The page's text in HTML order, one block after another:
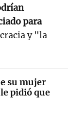
para
y "la
su mujer
pidió que